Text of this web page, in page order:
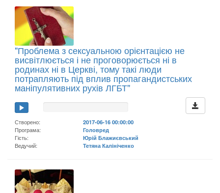
"Проблема з сексуальною орієнтацією не
висвітлюється і не проговорюється ні в
родинах ні в Церкві, тому такі люди
потрапляють під вплив пропагандистських
маніпулятивних рухів ЛГБТ"
Створено:
2017-06-16 00:00:00
Програма:
Головред
Гість:
Юрій Блажиєвський
Ведучий:
Тетяна Калініченко